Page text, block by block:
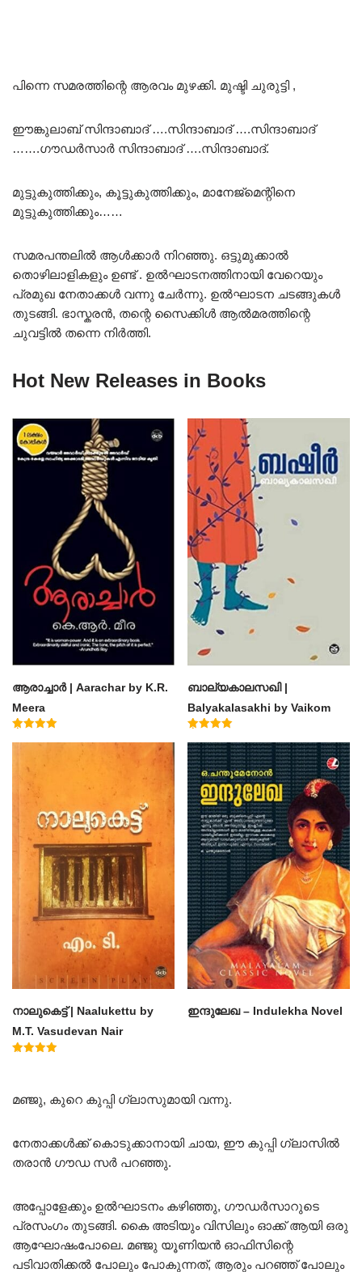
പിന്നെ സമരത്തിന്റെ ആരവം മുഴക്കി. മുഷ്ടി ചുരുട്ടി ,
ഈങ്കുലാബ് സിന്ദാബാദ് ….സിന്ദാബാദ് ….സിന്ദാബാദ്
…….ഗൗഡർസാർ സിന്ദാബാദ് ….സിന്ദാബാദ്.
മുട്ടുകുത്തിക്കും, കൂട്ടുകുത്തിക്കും, മാനേജ്മെന്റിനെ
മുട്ടുകുത്തിക്കും……
സമരപന്തലിൽ ആൾക്കാർ നിറഞ്ഞു. ഒട്ടുമുക്കാൽ
തൊഴിലാളികളും ഉണ്ട് . ഉൽഘാടനത്തിനായി വേറെയും
പ്രമുഖ നേതാക്കൾ വന്നു ചേർന്നു. ഉൽഘാടന ചടങ്ങുകൾ
തുടങ്ങി. ഭാസ്കരൻ, തന്റെ സൈക്കിൾ ആൽമരത്തിന്റെ
ചുവട്ടിൽ തന്നെ നിർത്തി.
Hot New Releases in Books
ആരാച്ചാര്‍ | Aarachar by K.R.
Meera
ബാല്യകാലസഖി |
Balyakalasakhi by Vaikom
Muhammad Basheer
4.60
out of 5
നാലുകെട്ട് | Naalukettu by
M.T. Vasudevan Nair
ഇന്ദുലേഖ – Indulekha Novel
മഞ്ജു, കുറെ കുപ്പി ഗ്ലാസുമായി വന്നു.
നേതാക്കൾക്ക് കൊടുക്കാനായി ചായ, ഈ കുപ്പി ഗ്ലാസിൽ
തരാൻ ഗൗഡ സർ പറഞ്ഞു.
അപ്പോളേക്കും ഉൽഘാടനം കഴിഞ്ഞു, ഗൗഡർസാറുടെ
പ്രസംഗം തുടങ്ങി. കൈ അടിയും വിസിലും ഓക്ക് ആയി ഒരു
ആഘോഷംപോലെ. മഞ്ജു യൂണിയൻ ഓഫിസിന്റെ
പടിവാതിക്കൽ പോലും പോകുന്നത്, ആരും പറഞ്ഞ് പോലും